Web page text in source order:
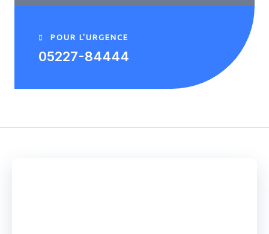
POUR L'URGENCE
05227-84444